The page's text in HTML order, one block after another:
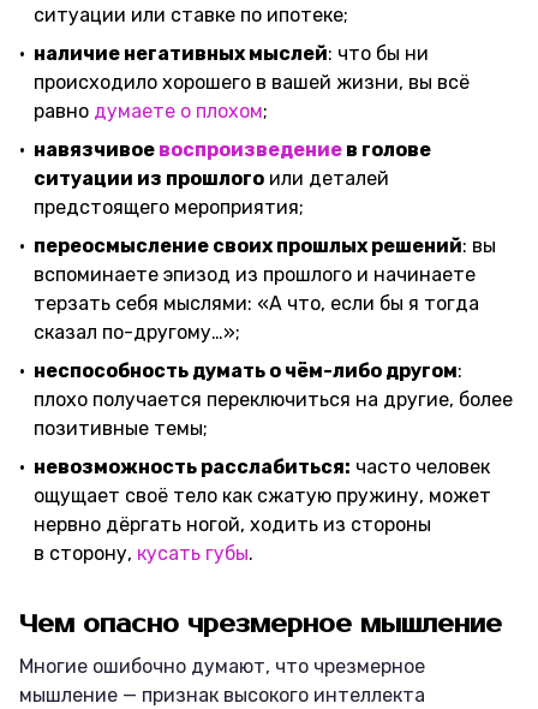
ситуации или ставке по ипотеке;
наличие негативных мыслей: что бы ни
происходило хорошего в вашей жизни, вы всё
равно думаете о плохом;
навязчивое воспроизведение в голове
ситуации из прошлого или деталей
предстоящего мероприятия;
переосмысление своих прошлых решений: вы
вспоминаете эпизод из прошлого и начинаете
терзать себя мыслями: «А что, если бы я тогда
сказал по-другому…»;
неспособность думать о чём-либо другом:
плохо получается переключиться на другие, более
позитивные темы;
невозможность расслабиться: часто человек
ощущает своё тело как сжатую пружину, может
нервно дёргать ногой, ходить из стороны
в сторону, кусать губы.
Чем опасно чрезмерное мышление
Многие ошибочно думают, что чрезмерное
мышление — признак высокого интеллекта